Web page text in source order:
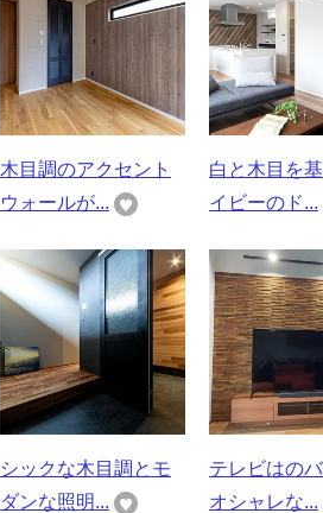
木目調のアクセント
ウォールが...
白と木目を
イビーのド...
シックな木目調とモ
ダンな照明...
テレビはの
オシャレな...